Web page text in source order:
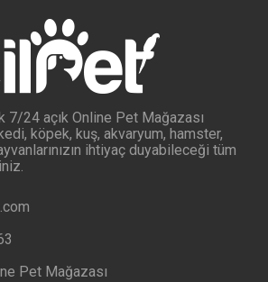
7/24 açık Online Pet Mağazası
köpek, kuş, akvaryum, hamster,
ihtiyaç duyabileceği tüm
Pet Mağazası